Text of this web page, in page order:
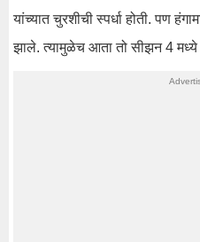
यांच्यात चुरशीची स्पर्धा होती. पण
झाले. त्यामुळेच आता तो सीझन 4 मध्ये